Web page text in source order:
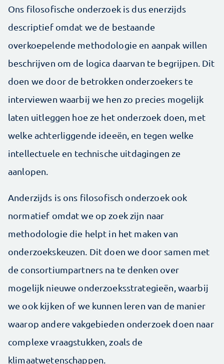
Ons filosofische onderzoek is dus enerzijds
descriptief omdat we de bestaande
overkoepelende methodologie en aanpak willen
beschrijven om de logica daarvan te begrijpen. Dit
doen we door de betrokken onderzoekers te
interviewen waarbij we hen zo precies mogelijk
laten uitleggen hoe ze het onderzoek doen, met
welke achterliggende ideeën, en tegen welke
intellectuele en technische uitdagingen ze
aanlopen.
Anderzijds is ons filosofisch onderzoek ook
normatief omdat we op zoek zijn naar
methodologie die helpt in het maken van
onderzoekskeuzen. Dit doen we door samen met
de consortiumpartners na te denken over
mogelijk nieuwe onderzoeks­strategieën, waarbij
we ook kijken of we kunnen leren van de manier
waarop andere vakgebieden onderzoek doen naar
complexe vraagstukken, zoals de
klimaatwetenschappen.